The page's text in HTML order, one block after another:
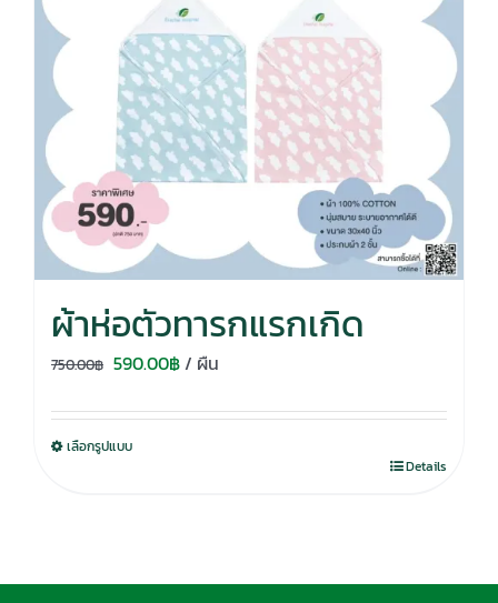
ผ้าห่อตัวทารกแรกเกิด
750.00฿ Original
was:
750.00฿.
590.00฿Current
is:
/ ผืน
เลือกรูปแบบ
Details